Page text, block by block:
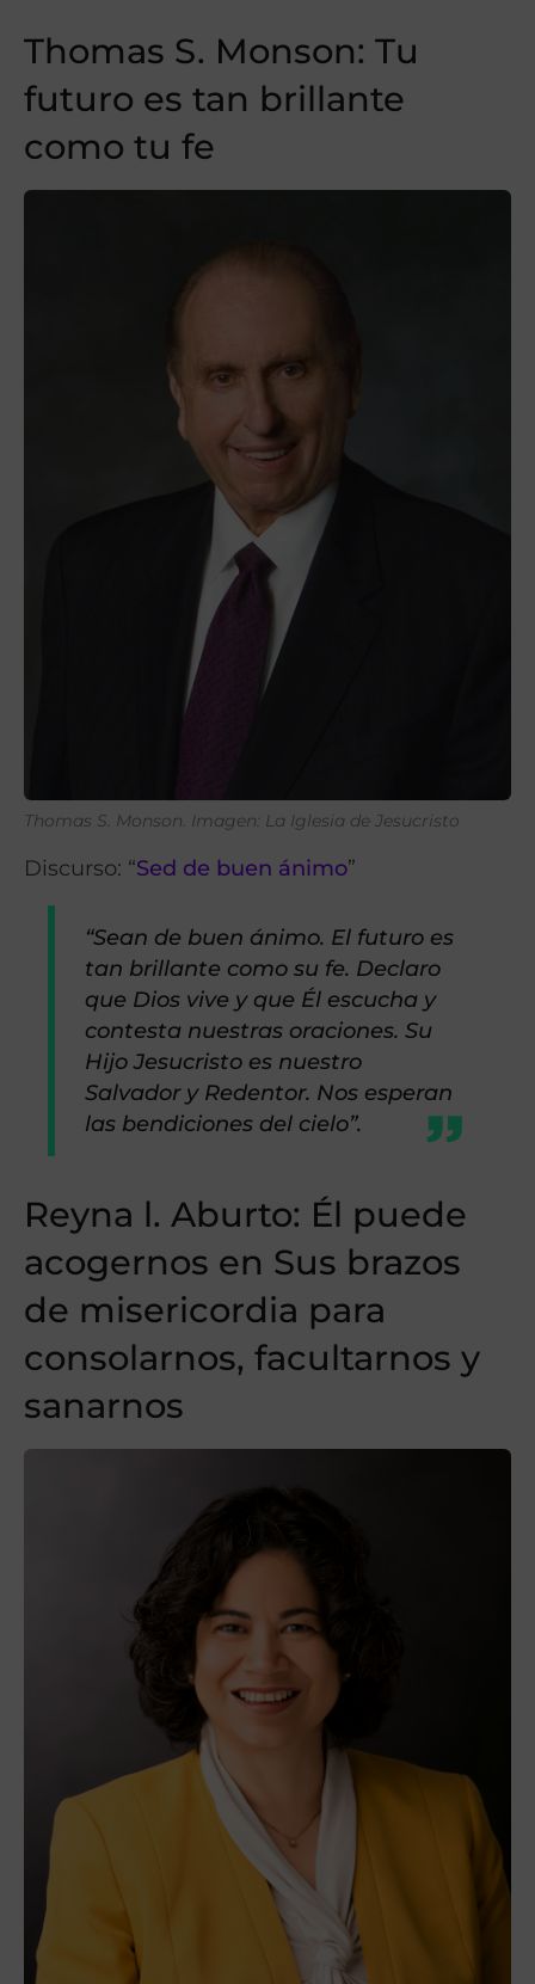
Thomas S. Monson: Tu
futuro es tan brillante
como tu fe
Thomas S. Monson. Imagen: La Iglesia de Jesucristo
Discurso: “Sed de buen ánimo”
“Sean de buen ánimo. El futuro es
tan brillante como su fe. Declaro
que Dios vive y que Él escucha y
contesta nuestras oraciones. Su
Hijo Jesucristo es nuestro
Salvador y Redentor. Nos esperan
las bendiciones del cielo”.
Reyna l. Aburto: Él puede
acogernos en Sus brazos
de misericordia para
consolarnos, facultarnos y
sanarnos